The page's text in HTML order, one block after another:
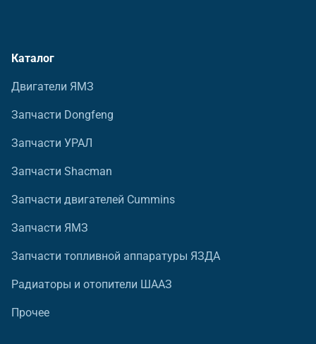
Каталог
Двигатели ЯМЗ
Запчасти Dongfeng
Запчасти УРАЛ
Запчасти Shacman
Запчасти двигателей Cummins
Запчасти ЯМЗ
Запчасти топливной аппаратуры ЯЗДА
Радиаторы и отопители ШААЗ
Прочее